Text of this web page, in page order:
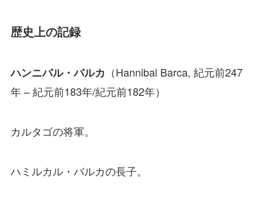
歴史上の記録
ハンニバル・バルカ （Hannibal Barca, 紀元前247
年 – 紀元前183年/紀元前182年）
カルタゴの将軍。
ハミルカル・バルカの長子。